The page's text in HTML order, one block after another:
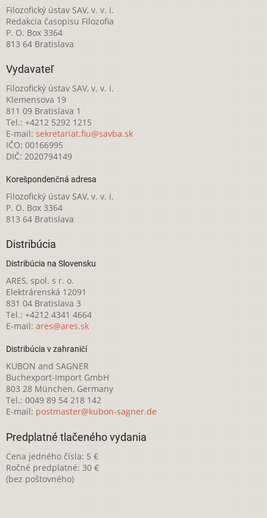
Filozofický ústav SAV, v. v. i.
Redakcia časopisu Filozofia
P. O. Box 3364
813 64 Bratislava
Vydavateľ
Filozofický ústav SAV, v. v. i.
Klemensova 19
811 09 Bratislava 1
Tel.: +4212 5292 1215
E-mail: sekretariat.fiu@savba.sk
IČO: 00166995
DIČ: 2020794149
Korešpondenčná adresa
Filozofický ústav SAV, v. v. i.
P. O. Box 3364
813 64 Bratislava
Distribúcia
Distribúcia na Slovensku
ARES, spol. s r. o.
Elektrárenská 12091
831 04 Bratislava 3
Tel.: +4212 4341 4664
E-mail: ares@ares.sk
Distribúcia v zahraničí
KUBON and SAGNER
Buchexport-Import GmbH
803 28 München, Germany
Tel.: 0049 89 54 218 142
E-mail: postmaster@kubon-sagner.de
Predplatné tlačeného vydania
Cena jedného čísla: 5 €
Ročné predplatné: 30 €
(bez poštovného)